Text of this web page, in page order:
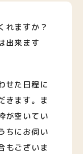
れますか？
出来ます
せた日程に
きます。ま
が空いてい
ちにお伺い
もございま